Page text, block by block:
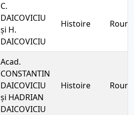
C.
DAICOVICIU
și H.
DAICOVICIU
Histoire
Acad.
CONSTANTIN
DAICOVICIU
și HADRIAN
DAICOVICIU
Histoire